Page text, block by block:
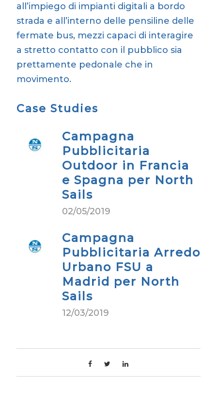
all’impiego di impianti digitali a bordo
strada e all’interno delle pensiline delle
fermate bus, mezzi capaci di interagire
a stretto contatto con il pubblico sia
prettamente pedonale che in
movimento.
Case Studies
Campagna
Pubblicitaria
Outdoor in Francia
e Spagna per North
Sails
02/05/2019
Campagna
Pubblicitaria Arredo
Urbano FSU a
Madrid per North
Sails
12/03/2019